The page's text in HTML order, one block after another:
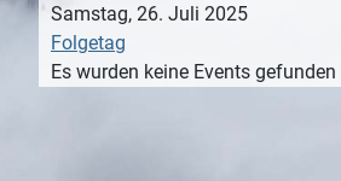
Samstag, 26. Juli 2025
Folgetag
Es wurden keine Events gefunden